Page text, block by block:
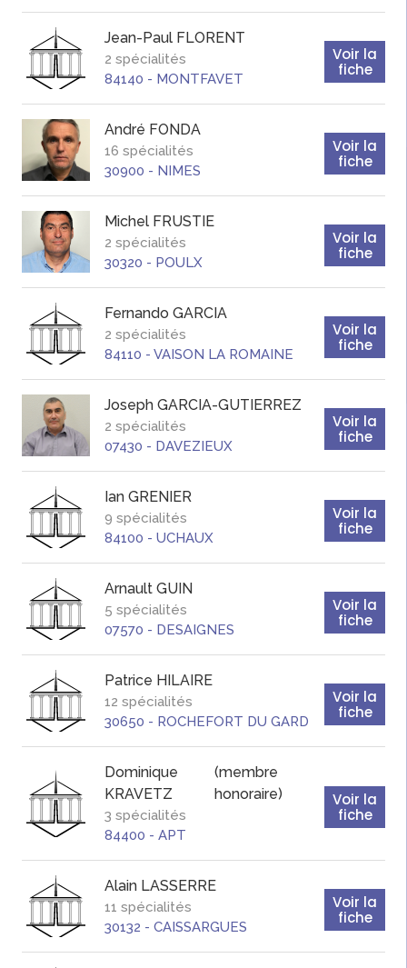
Jean-Paul FLORENT
2 spécialités
84140 - MONTFAVET
Voir la
fiche
André FONDA
16 spécialités
30900 - NIMES
Voir la
fiche
Michel FRUSTIE
2 spécialités
30320 - POULX
Voir la
fiche
Fernando GARCIA
2 spécialités
84110 - VAISON LA ROMAINE
Voir la
fiche
Joseph GARCIA-GUTIERREZ
2 spécialités
07430 - DAVEZIEUX
Voir la
fiche
Ian GRENIER
9 spécialités
84100 - UCHAUX
Voir la
fiche
Arnault GUIN
5 spécialités
07570 - DESAIGNES
Voir la
fiche
Patrice HILAIRE
12 spécialités
30650 - ROCHEFORT DU GARD
Voir la
fiche
Dominique
KRAVETZ
(membre
honoraire)
3 spécialités
84400 - APT
Voir la
fiche
Alain LASSERRE
11 spécialités
30132 - CAISSARGUES
Voir la
fiche